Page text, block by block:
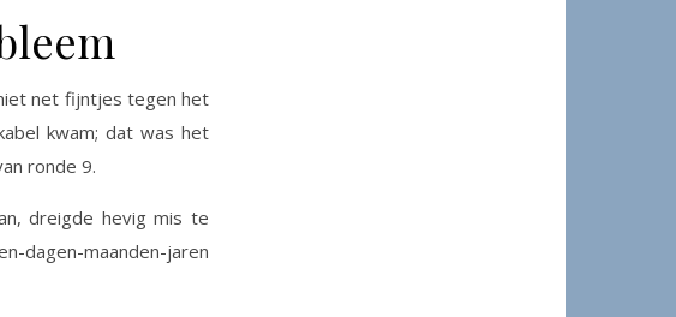
net fijntjes tegen het
kwam; dat was het
ronde 9.
dreigde hevig mis te
dagen-maanden-jaren